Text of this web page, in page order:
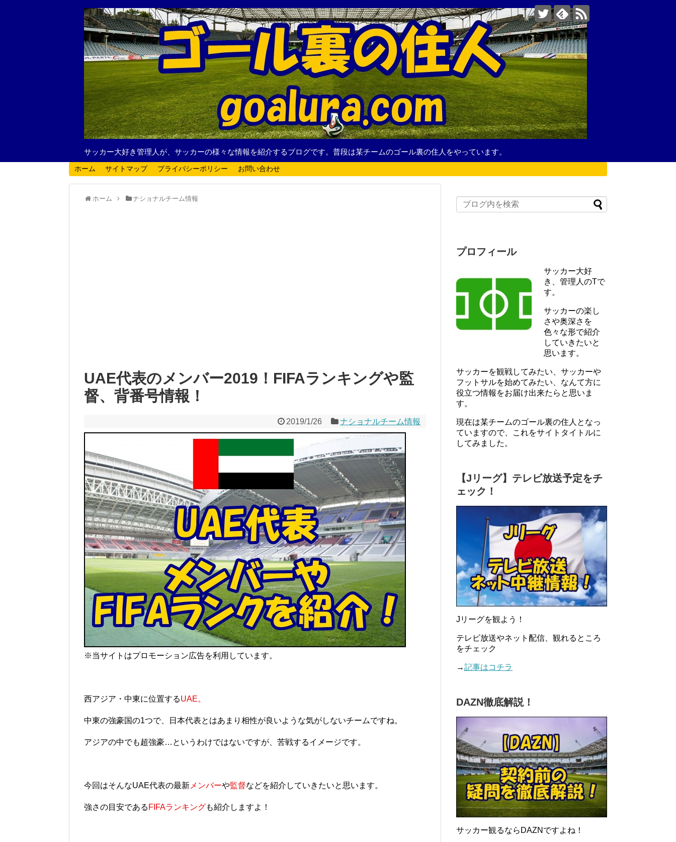
サッカー大好き管理人が、サッカーの様々な情報を紹介するブログです。普段は某チームのゴール裏の住人をやっています。
ホーム サイトマップ プライバシーポリシー お問い合わせ
ホーム ナショナルチーム情報
UAE代表のメンバー2019！FIFAランキングや監
督、背番号情報！
2019/1/26 ナショナルチーム情報
※当サイトはプロモーション広告を利用しています。
西アジア・中東に位置するUAE。
中東の強豪国の1つで、日本代表とはあまり相性が良いような気がしないチームですね。
アジアの中でも超強豪…というわけではないですが、苦戦するイメージです。
今回はそんなUAE代表の最新 メンバーや監督などを紹介していきたいと思います。
強さの目安である FIFAランキングも紹介しますよ！
プロフィール
サッカー大好
き、管理人のTで
す。
サッカーの楽し
さや奥深さを
色々な形で紹介
していきたいと
思います。
サッカーを観戦してみたい、サッカーや
フットサルを始めてみたい、なんて方に
役立つ情報をお届け出来たらと思いま
す。
現在は某チームのゴール裏の住人となっ
ていますので、これをサイトタイトルに
してみました。
【Jリーグ】テレビ放送予定をチ
ェック！
Jリーグを観よう！
テレビ放送やネット配信、観れるところ
をチェック
→記事はコチラ
DAZN徹底解説！
サッカー観るならDAZNですよね！